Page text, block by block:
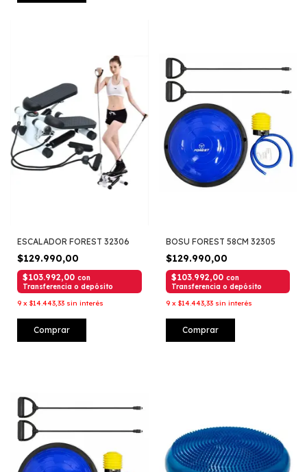
ESCALADOR FOREST 32306
$129.990,00
$103.992,00 con
Transferencia o depósito
9 x $14.443,33 sin interés
Comprar
BOSU FOREST 58CM 32305
$129.990,00
$103.992,00 con
Transferencia o depósito
9 x $14.443,33 sin interés
Comprar